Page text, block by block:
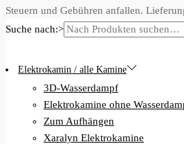
Steuern und Gebühren anfallen.
Suche nach:>
Elektrokamin / alle Kamine
3D-Wasserdampf
Elektrokamine ohne
Zum Aufhängen
Xaralyn Elektrokamine